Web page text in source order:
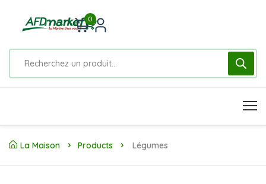
0
La Maison Products Légumes